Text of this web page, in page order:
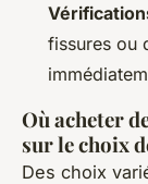
fissures ou
Où acheter
sur le choix
Des choix